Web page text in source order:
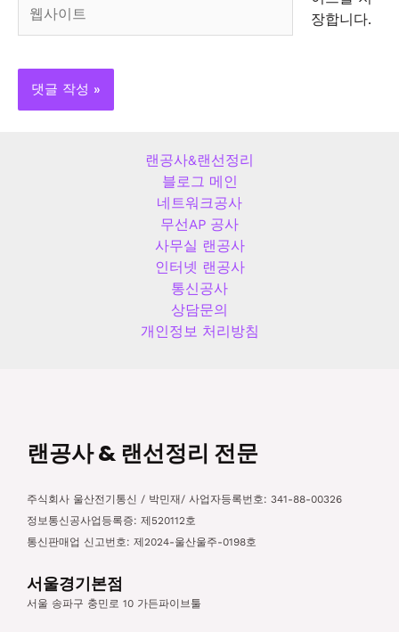
트
장합니다.
랜공사&랜선정리
블로그 메인
네트워크공사
무선AP 공사
사무실 랜공사
인터넷 랜공사
통신공사
상담문의
개인정보 처리방침
랜공사 & 랜선정리 전문
주식회사 울산전기통신 / 박민재/ 사업자등록번호: 341-88-00326
정보통신공사업등록증: 제520112호
통신판매업 신고번호: 제2024-울산울주-0198호
서울경기본점
서울 송파구 충민로 10 가든파이브툴